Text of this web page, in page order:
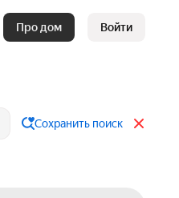
Про дом Войти
Сохранить поиск